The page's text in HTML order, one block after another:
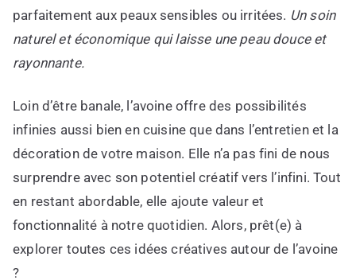
parfaitement aux peaux sensibles ou irritées. Un soin
naturel et économique qui laisse une peau douce et
rayonnante.
Loin d’être banale, l’avoine offre des possibilités
infinies aussi bien en cuisine que dans l’entretien et la
décoration de votre maison. Elle n’a pas fini de nous
surprendre avec son potentiel créatif vers l’infini. Tout
en restant abordable, elle ajoute valeur et
fonctionnalité à notre quotidien. Alors, prêt(e) à
explorer toutes ces idées créatives autour de l’avoine
?